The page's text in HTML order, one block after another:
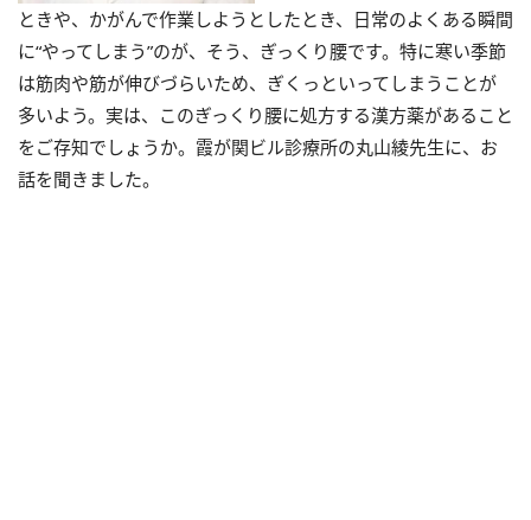
ときや、かがんで作業しようとしたとき、日常のよくある瞬間
に“やってしまう”のが、そう、ぎっくり腰です。特に寒い季節
は筋肉や筋が伸びづらいため、ぎくっといってしまうことが
多いよう。実は、このぎっくり腰に処方する漢方薬があること
をご存知でしょうか。霞が関ビル診療所の丸山綾先生に、お
話を聞きました。